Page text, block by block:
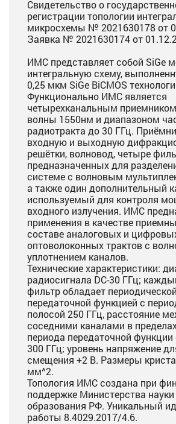
Свидетельство о
регистрации топологии
микросхемы № 2021630178 от
Заявка № 2021630174 от
ИМС представляет собой SiGe
интегральную схему,
0,25 мкм SiGe BiCMOS
Функционально ИМС является
четырехканальным
волны 1550нм и диапазоном
радиотракта до 30 ГГц.
входную и выходную
решётки, волновод, четыре
предназначенных для
системе с волновым
а также один дополнительный
используемый для контроля
входного излучения. ИМС
применения в качестве
составе аналоговых и
оптоволоконных трактов с
уплотнением каналов.
Технические характеристики:
радиосигнала DC-30 ГГц;
фильтр обладает периодической
передаточной функцией с
полосой 250 ГГц, расстояние
соседними каналами в
периода передаточной функции
300 ГГц; уровень напряжение
смещения +2 В. Размеры
мм^2.
Топология ИМС создана при
поддержке Министерства
образования РФ. Уникальный
работы 8.4029.2017/4.6.